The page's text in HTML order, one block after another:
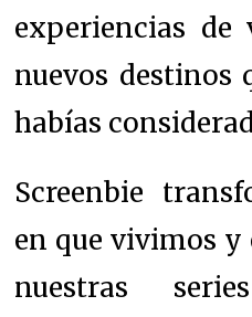
experiencias de
nuevos destinos
habías
Screenbie
en que vivimos
nuestras